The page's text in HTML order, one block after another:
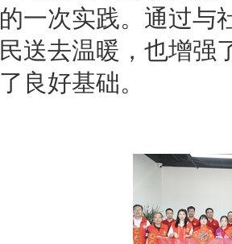
的一次实践。通过与
民送去温暖，也增强
了良好基础。